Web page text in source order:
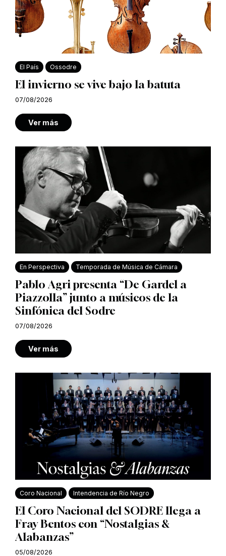
El País Ossodre
El invierno se vive bajo la batuta
07/08/2026
Ver más
En Perspectiva Temporada de Música de Cámara
Pablo Agri presenta “De Gardel a
Piazzolla” junto a músicos de la
Sinfónica del Sodre
07/08/2026
Ver más
Coro Nacional Intendencia de Río Negro
El Coro Nacional del SODRE llega a
Fray Bentos con “Nostalgias &
Alabanzas”
05/08/2026